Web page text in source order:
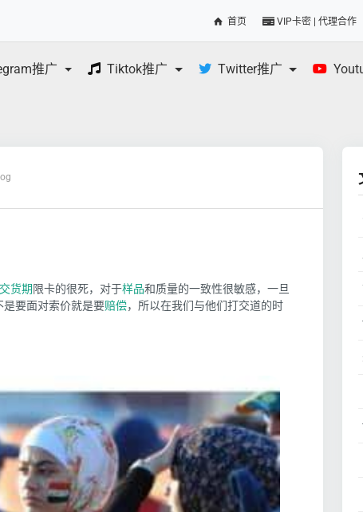
首页 VIP卡密 | 代理合作
推广 Tiktok推广 Twitter推广
交货期 限卡的很死，对于样品和质量的一致性很敏感，一旦
是要面对索价就是要赔偿，所以在我们与他们打交道的时